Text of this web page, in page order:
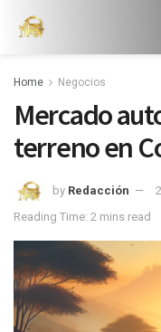
Home Negocios
Mercado
terreno en
by Redacción
Reading Time: 2 mins read